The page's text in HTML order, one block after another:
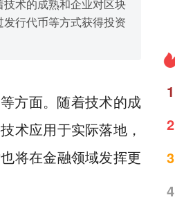
术的成熟和企业对区块
行代币等方式获得投资
方面。随着技术的成
术应用于实际落地，
将在金融领域发挥更
1
2
3
4